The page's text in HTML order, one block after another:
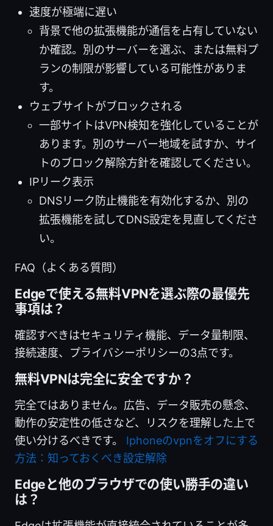
速度が極端に遅い
背景で他の拡張機能が通信を占有していない
か確認。別のサーバーを選ぶ、または無料プ
ランの制限が影響している可能性がありま
す。
ウェブサイトがブロックされる
一部サイトはVPN検知を強化していることが
あります。別のサーバー地域を試すか、サイ
トのブロック解除方針を確認してください。
IPリーク表示
DNSリーク防止機能を有効化するか、別の
拡張機能を試してDNS設定を見直してくださ
い。
FAQ（よくある質問）
Edgeで使える無料VPNを選ぶ際の最優先
事項は？
確認すべきはセキュリティ機能、データ量制限、
接続速度、プライバシーポリシーの3点です。
無料VPNは完全に安全ですか？
完全ではありません。広告、データ販売の懸念、
動作の安定性の低さなど、リスクを理解した上で
使い分けるべきです。 Iphoneのvpnをオフにする
方法：知っておくべき設定解除
Edgeと他のブラウザでの使い勝手の違い
は？